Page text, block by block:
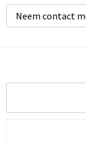
Neem contact